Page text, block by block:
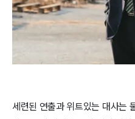
세련된 연출과 위트있는 대사는